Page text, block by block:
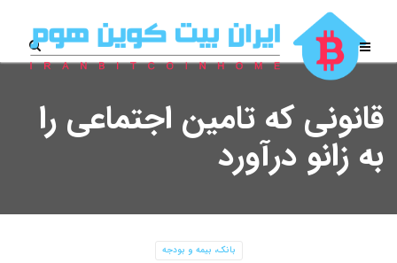
قانونی که تامین اجتماعی را
به زانو درآورد
بانک، بیمه و بودجه